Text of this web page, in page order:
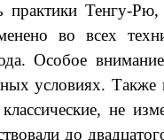
практики Тенгу-
во всех
Особое
условиях.
не
до